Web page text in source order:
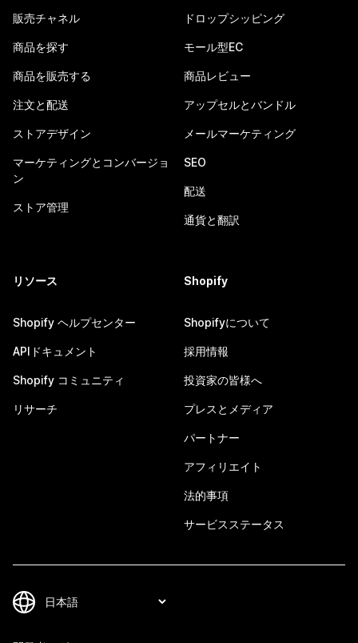
販売チャネル
商品を探す
商品を販売する
注文と配送
ストアデザイン
マーケティングとコンバージョ
ン
ストア管理
ドロップシッピング
モール型EC
商品レビュー
アップセルとバンドル
メールマーケティング
SEO
配送
通貨と翻訳
リソース
Shopify ヘルプセンター
APIドキュメント
Shopify コミュニティ
リサーチ
Shopify
Shopifyについて
採用情報
投資家の皆様へ
プレスとメディア
パートナー
アフィリエイト
法的事項
サービスステータス